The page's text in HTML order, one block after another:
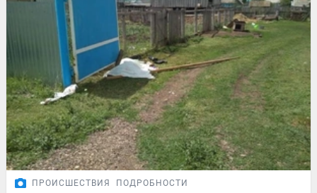
ПРОИСШЕСТВИЯ ПОДРОБНОСТИ